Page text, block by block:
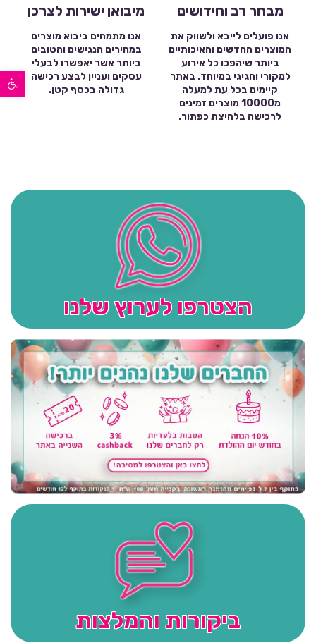
פתח סרגל נגישות
מבחר רב וחידושים
אנו פועלים לייבא ולשווק את
המוצרים החדשים והאיכותיים
ביותר שיהפכו כל אירוע
למקורי וחגיגי במיוחד. באתר
קיימים בכל עת למעלה
מ10000 מוצרים זמינים
לרכישה בלחיצת כפתור.
מיבואן ישירות לצרכן
אנו מתמחים ביבוא מוצרים
במחירים הנגישים והטובים
ביותר אשר יאפשרו לבעלי
עסקים ועניין לבצע רכישה
גדולה בכסף קטן.
הצטרפו לערוץ שלנו
ביקורות והמלצות